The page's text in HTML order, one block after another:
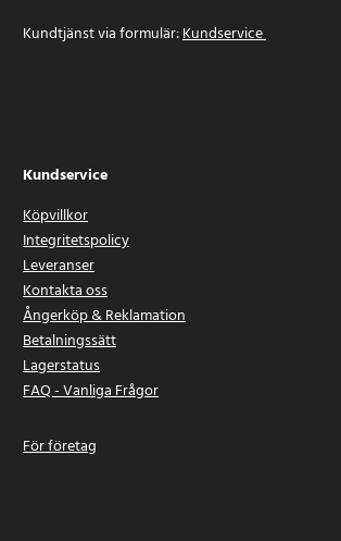
Kundtjänst via formulär:Kundservice
Kundservice
Köpvillkor
Integritetspolicy
Leveranser
Kontakta oss
Ångerköp & Reklamation
Betalningssätt
Lagerstatus
FAQ - Vanliga Frågor
För företag